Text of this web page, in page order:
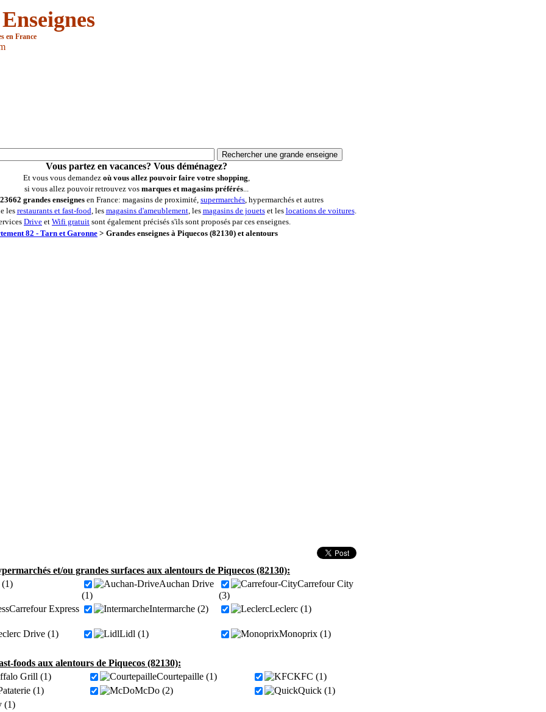
en France
Vous partez en vacances? Vous déménagez?
Et vous vous demandez où vous allez pouvoir faire votre shopping,
si vous allez pouvoir retrouvez vos marques et magasins préférés...
23662 grandes enseignes en France: magasins de proximité, supermarchés, hypermarchés et autres
les restaurants et fast-food, les magasins d'ameublement, les magasins de jouetset les locations de voitures.
Drive et Wifi gratuit sont également précisés s'ils sont proposés par ces enseignes.
82 - Tarn et Garonne > Grandes enseignes à Piquecos (82130) et alentours
et/ou grandes surfaces aux alentours de Piquecos (82130):
(1)
Auchan Drive
(1)
Carrefour City
(3)
Carrefour Express
Intermarche (2) Leclerc (1)
Drive (1) Lidl (1) Monoprix (1)
foods aux alentours de Piquecos (82130):
Grill (1)
Courtepaille (1)
KFC (1)
(1)
McDo (2)
Quick (1)
(1)